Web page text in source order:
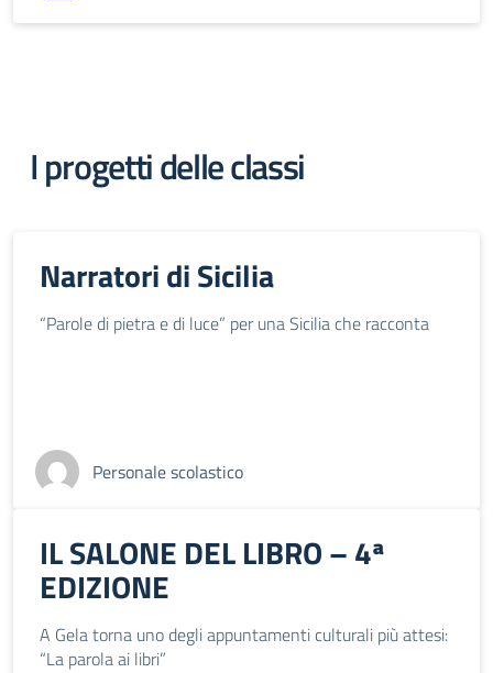
I progetti delle classi
Narratori di Sicilia
“Parole di pietra e di luce” per una Sicilia che racconta
Personale scolastico
IL SALONE DEL LIBRO – 4ª
EDIZIONE
A Gela torna uno degli appuntamenti culturali più attesi:
“La parola ai libri”